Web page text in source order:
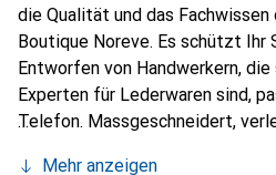
die Qualität und das
Boutique Noreve. Es schützt Ihr
Entworfen von Handwerkern,
Experten für Lederwaren sind,
Telefon. Massgeschneidert,
Mehr anzeigen